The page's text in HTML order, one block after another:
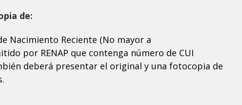
de:
Nacimiento Reciente (No mayor a
por RENAP que contenga número de CUI
deberá presentar el original y una fotocopia de